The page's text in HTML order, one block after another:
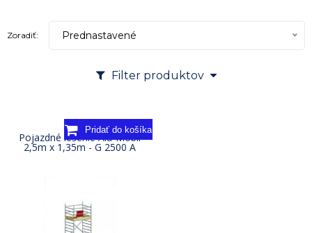
Filter produktov
Zoradiť: Prednastavené
Pojazdné lešenie Alu-Mobil
2,5m x 1,35m - G 2500 A